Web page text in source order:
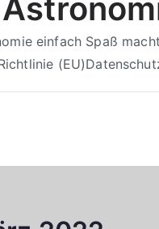
einfach Spaß
(EU)